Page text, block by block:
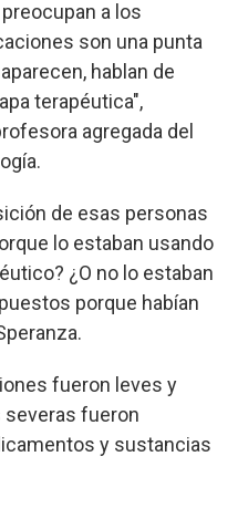
a los
son una punta
hablan de
terapéutica",
agregada del
de esas personas
lo estaban usando
¿O no lo estaban
porque habían
fueron leves y
severas fueron
y sustancias